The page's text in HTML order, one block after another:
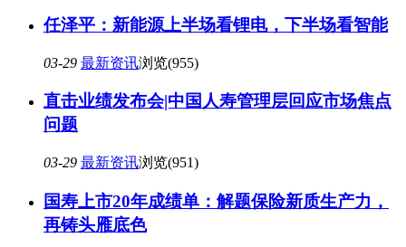
任泽平：新能源上半场看锂电，下半场看智能
03-29 最新资讯浏览(955)
直击业绩发布会|中国人寿管理层回应市场焦点
问题
03-29 最新资讯浏览(951)
国寿上市20年成绩单：解题保险新质生产力，
再铸头雁底色